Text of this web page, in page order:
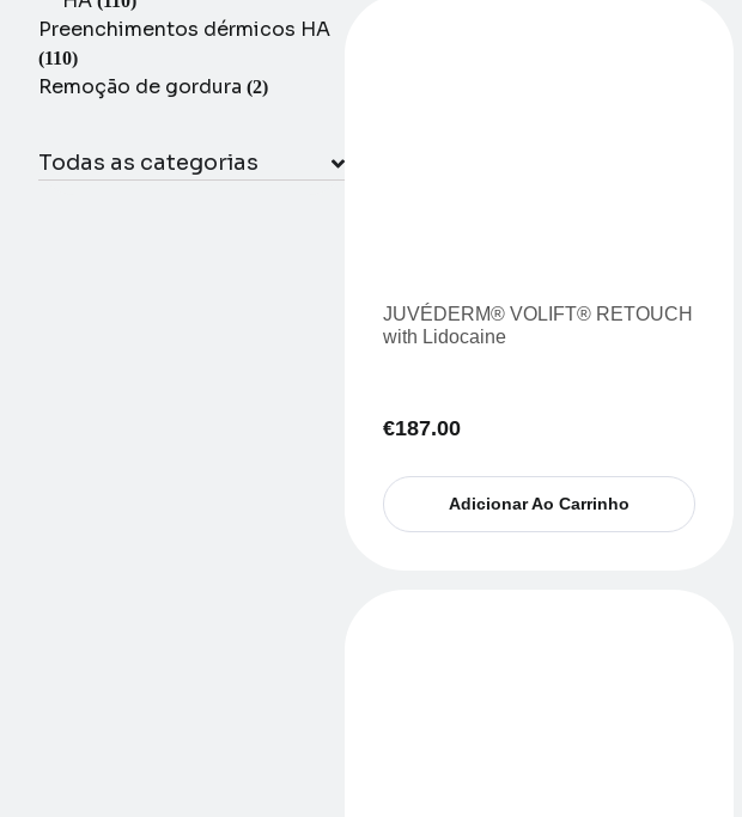
Preenchimentos dérmicos HA
(110)
Remoção de gordura (2)
Todas as categorias
JUVÉDERM® VOLIFT® RETOUCH
with Lidocaine
€187.00
Adicionar Ao Carrinho